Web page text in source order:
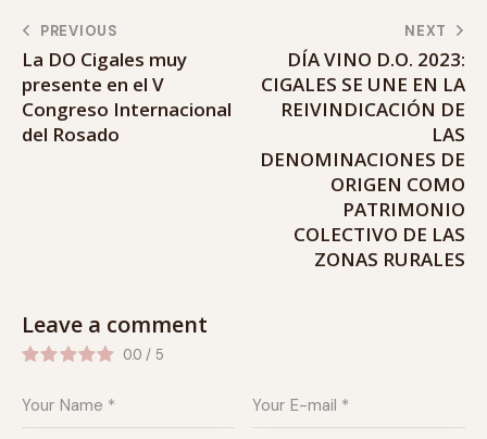
PREVIOUS
La DO Cigales muy
presente en el V
Congreso Internacional
del Rosado
NEXT
DÍA VINO D.O. 2023:
CIGALES SE UNE EN LA
REIVINDICACIÓN DE
LAS
DENOMINACIONES DE
ORIGEN COMO
PATRIMONIO
COLECTIVO DE LAS
ZONAS RURALES
Leave a comment
0.0 / 5